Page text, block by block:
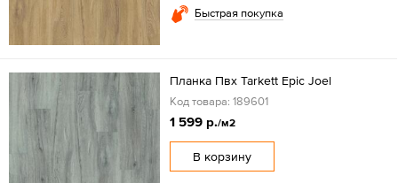
Быстрая покупка
Планка Пвх Tarkett Epic Joel
Код товара: 189601
1 599 р./м2
В корзину